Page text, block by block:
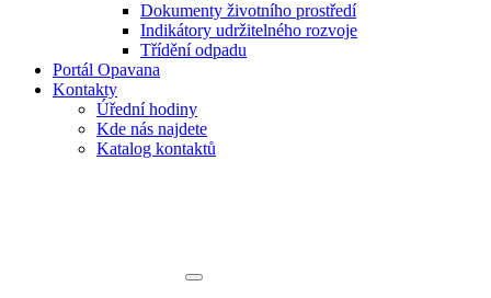
Dokumenty životního prostředí
Indikátory udržitelného rozvoje
Třídění odpadu
Portál Opavana
Kontakty
Úřední hodiny
Kde nás najdete
Katalog kontaktů